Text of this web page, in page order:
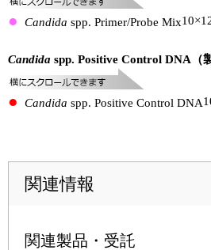
Candida spp. Primer/Probe Mix10×
Candida spp. Positive Control DNA（
Candida spp. Positive Control DNA
関連情報
関連製品・受託